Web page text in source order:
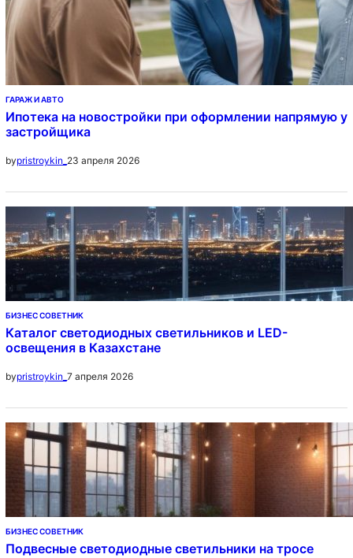
ГАРАЖ И АВТО
Ипотека на новостройки при оформлении напрямую у
застройщика
bypristroykin_ 23 апреля 2026
БИЗНЕС СОВЕТНИК
Каталог светодиодных светильников и LED-
освещения в Казахстане
bypristroykin_ 7 апреля 2026
БИЗНЕС СОВЕТНИК
Подвесные светодиодные светильники на тросе